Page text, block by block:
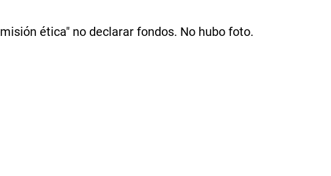
ética" no declarar fondos. No hubo foto.